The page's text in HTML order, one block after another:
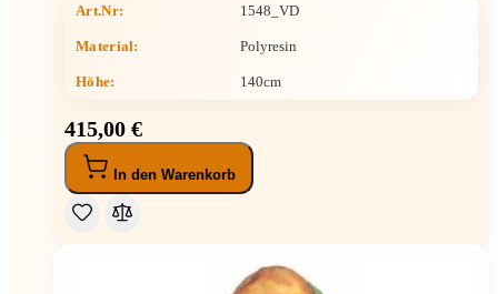
Art.Nr: 1548_VD
Material: Polyresin
Höhe: 140cm
415,00 €
In den Warenkorb